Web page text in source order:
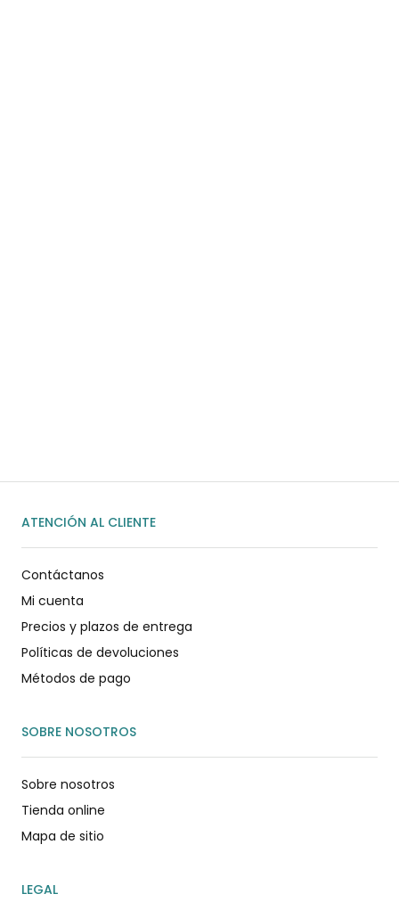
ATENCIÓN AL CLIENTE
Contáctanos
Mi cuenta
Precios y plazos de entrega
Políticas de devoluciones
Métodos de pago
SOBRE NOSOTROS
Sobre nosotros
Tienda online
Mapa de sitio
LEGAL